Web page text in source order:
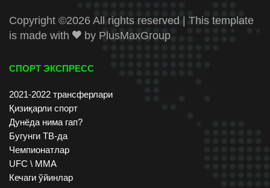
Copyright ©2026 All rights reserved | This template
is made with
by PlusMaxGroup
СПОРТ ЭКСПРЕСС
2021-2022 трансферлари
Қизиқарли спорт
Дунёда нима гап?
Бугунги ТВ-да
Чемпионатлар
UFC \ ММА
Кечаги ўйинлар